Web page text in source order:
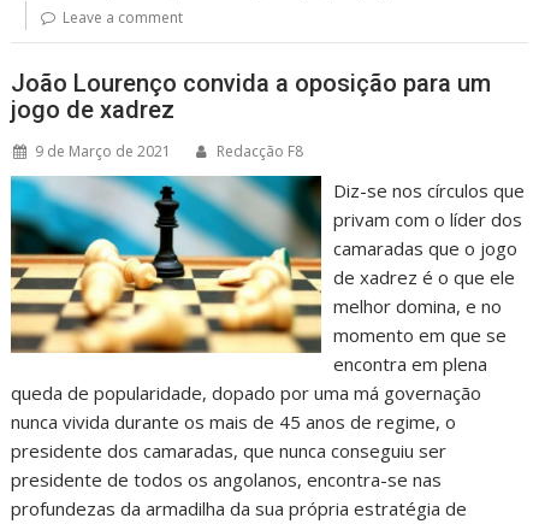
Leave a comment
João Lourenço convida a oposição para um
jogo de xadrez
9 de Março de 2021 Redacção F8
Diz-se nos círculos que
privam com o líder dos
camaradas que o jogo
de xadrez é o que ele
melhor domina, e no
momento em que se
encontra em plena
queda de popularidade, dopado por uma má governação
nunca vivida durante os mais de 45 anos de regime, o
presidente dos camaradas, que nunca conseguiu ser
presidente de todos os angolanos, encontra-se nas
profundezas da armadilha da sua própria estratégia de